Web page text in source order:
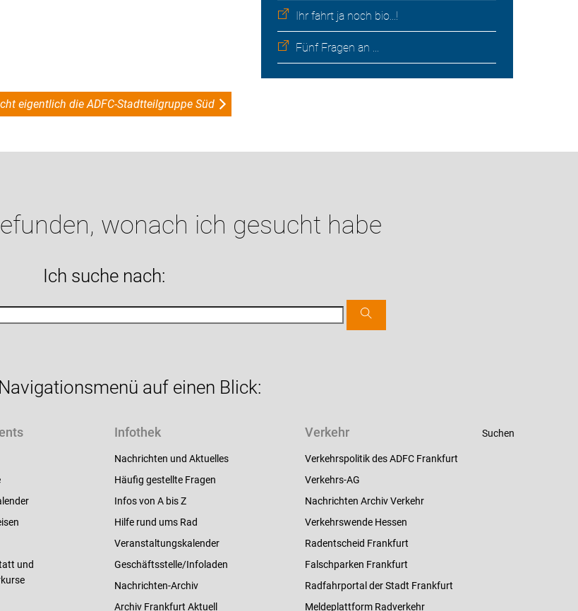
Ihr fahrt ja noch bio...!
Fünf Fragen an ...
eigentlich die ADFC-Stadtteilgruppe Süd
wonach ich gesucht habe
Ich suche nach:
auf einen Blick:
und
Infothek
Nachrichten und Aktuelles
Häufig gestellte Fragen
Infos von A bis Z
Hilfe rund ums Rad
Veranstaltungskalender
Geschäftsstelle/Infoladen
Nachrichten-Archiv
Archiv Frankfurt Aktuell
Verkehr
Verkehrspolitik des ADFC Frankfurt
Verkehrs-AG
Nachrichten Archiv Verkehr
Verkehrswende Hessen
Radentscheid Frankfurt
Falschparken Frankfurt
Radfahrportal der Stadt Frankfurt
Meldeplattform Radverkehr
Suchen